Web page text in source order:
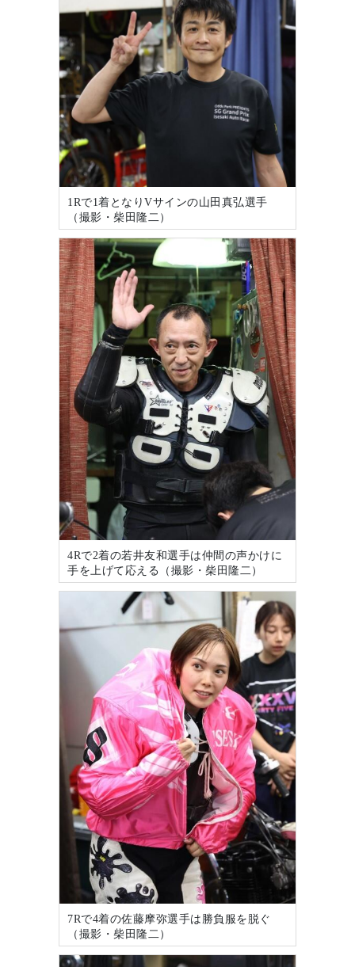
1Rで1着となりVサインの山田真弘選手
（撮影・柴田隆二）
4Rで2着の若井友和選手は仲間の声かけに
手を上げて応える（撮影・柴田隆二）
7Rで4着の佐藤摩弥選手は勝負服を脱ぐ
（撮影・柴田隆二）